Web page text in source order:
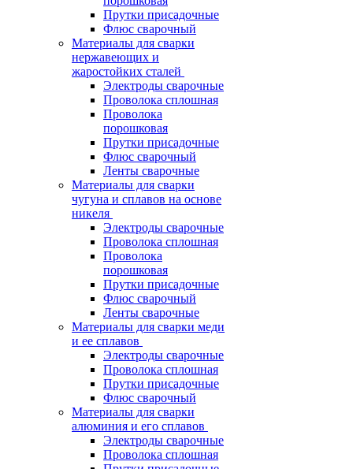
Прутки присадочные
Флюс сварочный
Материалы для сварки
нержавеющих и
жаростойких сталей
Электроды сварочные
Проволока сплошная
Проволока
порошковая
Прутки присадочные
Флюс сварочный
Ленты сварочные
Материалы для сварки
чугуна и сплавов на основе
никеля
Электроды сварочные
Проволока сплошная
Проволока
порошковая
Прутки присадочные
Флюс сварочный
Ленты сварочные
Материалы для сварки меди
и ее сплавов
Электроды сварочные
Проволока сплошная
Прутки присадочные
Флюс сварочный
Материалы для сварки
алюминия и его сплавов
Электроды сварочные
Проволока сплошная